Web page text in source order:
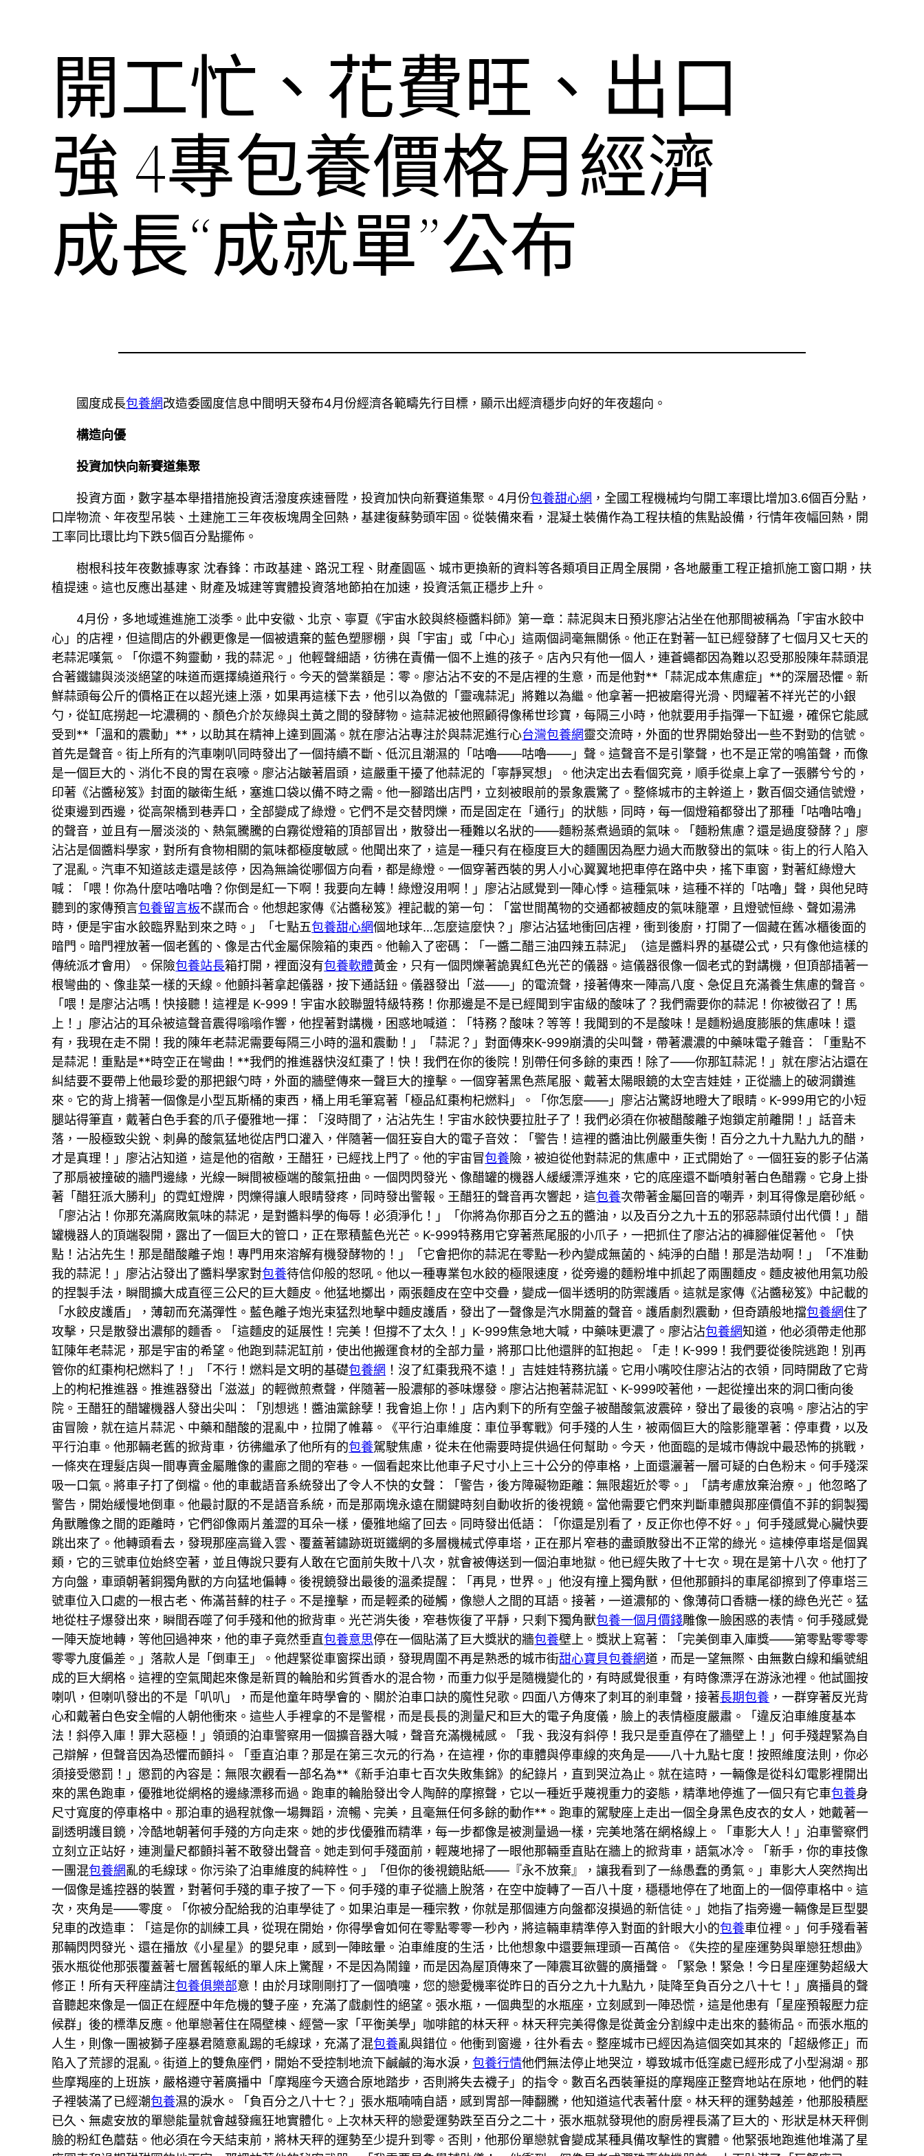
開工忙、花費旺、出口
強 4專包養價格月經濟
成長“成就單”公布
國度成長包養網改造委國度信息中間明天發布4月份經濟各範疇先行目標，顯示出經濟穩步向好的年夜趨向。
構造向優
投資加快向新賽道集聚
投資方面，數字基本舉措措施投資活潑度疾速晉陞，投資加快向新賽道集聚。4月份包養甜心網 ，全國工程機械均勻開工率環比增加3.6個百分點，
口岸物流、年夜型吊裝、土建施工三年夜板塊周全回熱，基建復蘇勢頭牢固。從裝備來看，混凝土裝備作為工程扶植的焦點設備，行情年夜幅回熱，開
工率同比環比均下跌5個百分點擺佈。
樹根科技年夜數據專家 沈春鋒：市政基建、路況工程、財產園區、城市更換新的資料等各類項目正周全展開，各地嚴重工程正搶抓施工窗口期，扶
植提速。這也反應出基建、財產及城建等實體投資落地節拍在加速，投資活氣正穩步上升。
4月份，多地域進進施工淡季。此中安徽、北京、寧夏《宇宙水餃與終極醬料師》第一章：蒜泥與末日預兆廖沾沾坐在他那間被稱為「宇宙水餃中
心」的店裡，但這間店的外觀更像是一個被遺棄的藍色塑膠棚，與「宇宙」或「中心」這兩個詞毫無關係。他正在對著一缸已經發酵了七個月又七天的
老蒜泥嘆氣。「你還不夠靈動，我的蒜泥。」他輕聲細語，彷彿在責備一個不上進的孩子。店內只有他一個人，連蒼蠅都因為難以忍受那股陳年蒜頭混
合著鐵鏽與淡淡絕望的味道而選擇繞道飛行。今天的營業額是：零。廖沾沾不安的不是店裡的生意，而是他對**「蒜泥成本焦慮症」**的深層恐懼。新
鮮蒜頭每公斤的價格正在以超光速上漲，如果再這樣下去，他引以為傲的「靈魂蒜泥」將難以為繼。他拿著一把被磨得光滑、閃耀著不祥光芒的小銀
勺，從缸底撈起一坨濃稠的、顏色介於灰綠與土黃之間的發酵物。這蒜泥被他照顧得像稀世珍寶，每隔三小時，他就要用手指彈一下缸邊，確保它能感
受到**「溫和的震動」**，以助其在精神上達到圓滿。就在廖沾沾專注於與蒜泥進行心台灣包養網靈交流時，外面的世界開始發出一些不對勁的信號。
首先是聲音。街上所有的汽車喇叭同時發出了一個持續不斷、低沉且潮濕的「咕嚕——咕嚕——」聲。這聲音不是引擎聲，也不是正常的鳴笛聲，而像
是一個巨大的、消化不良的胃在哀嚎。廖沾沾皺著眉頭，這嚴重干擾了他蒜泥的「寧靜冥想」。他決定出去看個究竟，順手從桌上拿了一張髒兮兮的，
印著《沾醬秘笈》封面的皺衛生紙，塞進口袋以備不時之需。他一腳踏出店門，立刻被眼前的景象震驚了。整條城市的主幹道上，數百個交通信號燈，
從東邊到西邊，從高架橋到巷弄口，全部變成了綠燈。它們不是交替閃爍，而是固定在「通行」的狀態，同時，每一個燈箱都發出了那種「咕嚕咕嚕」
的聲音，並且有一層淡淡的、熱氣騰騰的白霧從燈箱的頂部冒出，散發出一種難以名狀的——麵粉蒸煮過頭的氣味。「麵粉焦慮？還是過度發酵？」廖
沾沾是個醬料學家，對所有食物相關的氣味都極度敏感。他聞出來了，這是一種只有在極度巨大的麵團因為壓力過大而散發出的氣味。街上的行人陷入
了混亂。汽車不知道該走還是該停，因為無論從哪個方向看，都是綠燈。一個穿著西裝的男人小心翼翼地把車停在路中央，搖下車窗，對著紅綠燈大
喊：「喂！你為什麼咕嚕咕嚕？你倒是紅一下啊！我要向左轉！綠燈沒用啊！」廖沾沾感覺到一陣心悸。這種氣味，這種不祥的「咕嚕」聲，與他兒時
聽到的家傳預言包養留言板不謀而合。他想起家傳《沾醬秘笈》裡記載的第一句：「當世間萬物的交通都被麵皮的氣味籠罩，且燈號恒綠、聲如湯沸
時，便是宇宙水餃臨界點到來之時。」「七點五包養甜心網個地球年…怎麼這麼快？」廖沾沾猛地衝回店裡，衝到後廚，打開了一個藏在舊冰櫃後面的
暗門。暗門裡放著一個老舊的、像是古代金屬保險箱的東西。他輸入了密碼：「一醬二醋三油四辣五蒜泥」（這是醬料界的基礎公式，只有像他這樣的
傳統派才會用）。保險包養站長箱打開，裡面沒有包養軟體黃金，只有一個閃爍著詭異紅色光芒的儀器。這儀器很像一個老式的對講機，但頂部插著一
根彎曲的、像韭菜一樣的天線。他顫抖著拿起儀器，按下通話鈕。儀器發出「滋——」的電流聲，接著傳來一陣高八度、急促且充滿養生焦慮的聲音。
「喂！是廖沾沾嗎！快接聽！這裡是 K-999！宇宙水餃聯盟特級特務！你那邊是不是已經聞到宇宙級的酸味了？我們需要你的蒜泥！你被徵召了！馬
上！」廖沾沾的耳朵被這聲音震得嗡嗡作響，他捏著對講機，困惑地喊道：「特務？酸味？等等！我聞到的不是酸味！是麵粉過度膨脹的焦慮味！還
有，我現在走不開！我的陳年老蒜泥需要每隔三小時的溫和震動！」「蒜泥？」對面傳來K-999崩潰的尖叫聲，帶著濃濃的中藥味電子雜音：「重點不
是蒜泥！重點是**時空正在彎曲！**我們的推進器快沒紅棗了！快！我們在你的後院！別帶任何多餘的東西！除了——你那缸蒜泥！」就在廖沾沾還在
糾結要不要帶上他最珍愛的那把銀勺時，外面的牆壁傳來一聲巨大的撞擊。一個穿著黑色燕尾服、戴著太陽眼鏡的太空吉娃娃，正從牆上的破洞鑽進
來。它的背上揹著一個像是小型瓦斯桶的東西，桶上用毛筆寫著「極品紅棗枸杞燃料」。「你怎麼——」廖沾沾驚訝地瞪大了眼睛。K-999用它的小短
腿站得筆直，戴著白色手套的爪子優雅地一揮：「沒時間了，沾沾先生！宇宙水餃快要拉肚子了！我們必須在你被醋酸離子炮鎖定前離開！」話音未
落，一股極致尖銳、刺鼻的酸氣猛地從店門口灌入，伴隨著一個狂妄自大的電子音效：「警告！這裡的醬油比例嚴重失衡！百分之九十九點九九的醋，
才是真理！」廖沾沾知道，這是他的宿敵，王醋狂，已經找上門了。他的宇宙冒包養險，被迫從他對蒜泥的焦慮中，正式開始了。一個狂妄的影子佔滿
了那扇被撞破的牆門邊緣，光線一瞬間被極端的酸氣扭曲。一個閃閃發光、像醋罐的機器人緩緩漂浮進來，它的底座還不斷噴射著白色醋霧。它身上掛
著「醋狂派大勝利」的霓虹燈牌，閃爍得讓人眼睛發疼，同時發出警報。王醋狂的聲音再次響起，這包養次帶著金屬回音的嘲弄，刺耳得像是磨砂紙。
「廖沾沾！你那充滿腐敗氣味的蒜泥，是對醬料學的侮辱！必須淨化！」「你將為你那百分之五的醬油，以及百分之九十五的邪惡蒜頭付出代價！」醋
罐機器人的頂端裂開，露出了一個巨大的管口，正在聚積藍色光芒。K-999特務用它穿著燕尾服的小爪子，一把抓住了廖沾沾的褲腳催促著他。「快
點！沾沾先生！那是醋酸離子炮！專門用來溶解有機發酵物的！」「它會把你的蒜泥在零點一秒內變成無菌的、純淨的白醋！那是浩劫啊！」「不准動
我的蒜泥！」廖沾沾發出了醬料學家對包養待信仰般的怒吼。他以一種專業包水餃的極限速度，從旁邊的麵粉堆中抓起了兩團麵皮。麵皮被他用氣功般
的捏製手法，瞬間擴大成直徑三公尺的巨大麵皮。他猛地擲出，兩張麵皮在空中交疊，變成一個半透明的防禦護盾。這就是家傳《沾醬秘笈》中記載的
「水餃皮護盾」，薄韌而充滿彈性。藍色離子炮光束猛烈地擊中麵皮護盾，發出了一聲像是汽水開蓋的聲音。護盾劇烈震動，但奇蹟般地擋包養網住了
攻擊，只是散發出濃郁的麵香。「這麵皮的延展性！完美！但撐不了太久！」K-999焦急地大喊，中藥味更濃了。廖沾沾包養網知道，他必須帶走他那
缸陳年老蒜泥，那是宇宙的希望。他跑到蒜泥缸前，使出他搬運食材的全部力量，將那口比他還胖的缸抱起。「走！K-999！我們要從後院逃跑！別再
管你的紅棗枸杞燃料了！」「不行！燃料是文明的基礎包養網 ！沒了紅棗我飛不遠！」吉娃娃特務抗議。它用小嘴咬住廖沾沾的衣領，同時開啟了它背
上的枸杞推進器。推進器發出「滋滋」的輕微煎煮聲，伴隨著一股濃郁的蔘味爆發。廖沾沾抱著蒜泥缸、K-999咬著他，一起從撞出來的洞口衝向後
院。王醋狂的醋罐機器人發出尖叫：「別想逃！醬油黨餘孽！我會追上你！」店內剩下的所有空盤子被醋酸氣波震碎，發出了最後的哀鳴。廖沾沾的宇
宙冒險，就在這片蒜泥、中藥和醋酸的混亂中，拉開了帷幕。《平行泊車維度：車位爭奪戰》何手殘的人生，被兩個巨大的陰影籠罩著：停車費，以及
平行泊車。他那輛老舊的掀背車，彷彿繼承了他所有的包養駕駛焦慮，從未在他需要時提供過任何幫助。今天，他面臨的是城市傳說中最恐怖的挑戰，
一條夾在理髮店與一間專賣金屬雕像的畫廊之間的窄巷。一個看起來比他車子尺寸小上三十公分的停車格，上面還灑著一層可疑的白色粉末。何手殘深
吸一口氣。將車子打了倒檔。他的車載語音系統發出了令人不快的女聲：「警告，後方障礙物距離：無限趨近於零。」「請考慮放棄治療。」他忽略了
警告，開始緩慢地倒車。他最討厭的不是語音系統，而是那兩塊永遠在關鍵時刻自動收折的後視鏡。當他需要它們來判斷車體與那座價值不菲的銅製獨
角獸雕像之間的距離時，它們卻像兩片羞澀的耳朵一樣，優雅地縮了回去。同時發出低語：「你還是別看了，反正你也停不好。」何手殘感覺心臟快要
跳出來了。他轉頭看去，發現那座高聳入雲、覆蓋著鏽跡斑斑鐵網的多層機械式停車塔，正在那片窄巷的盡頭散發出不正常的綠光。這棟停車塔是個異
類，它的三號車位始終空著，並且傳說只要有人敢在它面前失敗十八次，就會被傳送到一個泊車地獄。他已經失敗了十七次。現在是第十八次。他打了
方向盤，車頭朝著銅獨角獸的方向猛地偏轉。後視鏡發出最後的溫柔提醒：「再見，世界。」他沒有撞上獨角獸，但他那顫抖的車尾卻擦到了停車塔三
號車位入口處的一根古老、佈滿苔蘚的柱子。不是撞擊，而是輕柔的碰觸，像戀人之間的耳語。接著，一道濃郁的、像薄荷口香糖一樣的綠色光芒。猛
地從柱子爆發出來，瞬間吞噬了何手殘和他的掀背車。光芒消失後，窄巷恢復了平靜，只剩下獨角獸包養一個月價錢雕像一臉困惑的表情。何手殘感覺
一陣天旋地轉，等他回過神來，他的車子竟然垂直包養意思停在一個貼滿了巨大獎狀的牆包養壁上。獎狀上寫著：「完美倒車入庫獎——第零點零零零
零零九度偏差。」落款人是「倒車王」。他趕緊從車窗探出頭，發現周圍不再是熟悉的城市街甜心寶貝包養網道，而是一望無際、由無數白線和編號組
成的巨大網格。這裡的空氣聞起來像是新買的輪胎和劣質香水的混合物，而重力似乎是隨機變化的，有時感覺很重，有時像漂浮在游泳池裡。他試圖按
喇叭，但喇叭發出的不是「叭叭」，而是他童年時學會的、關於泊車口訣的魔性兒歌。四面八方傳來了刺耳的剎車聲，接著長期包養 ，一群穿著反光背
心和戴著白色安全帽的人朝他衝來。這些人手裡拿的不是警棍，而是長長的測量尺和巨大的電子角度儀，臉上的表情極度嚴肅。「違反泊車維度基本
法！斜停入庫！罪大惡極！」領頭的泊車警察用一個擴音器大喊，聲音充滿機械感。「我、我沒有斜停！我只是垂直停在了牆壁上！」何手殘趕緊為自
己辯解，但聲音因為恐懼而顫抖。「垂直泊車？那是在第三次元的行為，在這裡，你的車體與停車線的夾角是——八十九點七度！按照維度法則，你必
須接受懲罰！」懲罰的內容是：無限次觀看一部名為**《新手泊車七百次失敗集錦》的紀錄片，直到哭泣為止。就在這時，一輛像是從科幻電影裡開出
來的黑色跑車，優雅地從網格的邊緣漂移而過。跑車的輪胎發出令人陶醉的摩擦聲，它以一種近乎蔑視重力的姿態，精準地停進了一個只有它車包養身
尺寸寬度的停車格中。那泊車的過程就像一場舞蹈，流暢、完美，且毫無任何多餘的動作**。跑車的駕駛座上走出一個全身黑色皮衣的女人，她戴著一
副透明護目鏡，冷酷地朝著何手殘的方向走來。她的步伐優雅而精準，每一步都像是被測量過一樣，完美地落在網格線上。「車影大人！」泊車警察們
立刻立正站好，連測量尺都顫抖著不敢發出聲音。她走到何手殘面前，輕蔑地掃了一眼他那輛垂直貼在牆上的掀背車，語氣冰冷。「新手，你的車技像
一團混包養網亂的毛線球。你污染了泊車維度的純粹性。」「但你的後視鏡貼紙——『永不放棄』，讓我看到了一絲愚蠢的勇氣。」車影大人突然掏出
一個像是遙控器的裝置，對著何手殘的車子按了一下。何手殘的車子從牆上脫落，在空中旋轉了一百八十度，穩穩地停在了地面上的一個停車格中。這
次，夾角是——零度。「你被分配給我的泊車學徒了。如果泊車是一種宗教，你就是那個連方向盤都沒摸過的新信徒。」她指了指旁邊一輛像是巨型嬰
兒車的改造車：「這是你的訓練工具，從現在開始，你得學會如何在零點零零一秒內，將這輛車精準停入對面的針眼大小的包養車位裡。」何手殘看著
那輛閃閃發光、還在播放《小星星》的嬰兒車，感到一陣眩暈。泊車維度的生活，比他想象中還要無理頭一百萬倍。《失控的星座運勢與單戀狂想曲》
張水瓶從他那張覆蓋著七層舊報紙的單人床上驚醒，不是因為鬧鐘，而是因為屋頂傳來了一陣震耳欲聾的廣播聲。「緊急！緊急！今日星座運勢超級大
修正！所有天秤座請注包養俱樂部意！由於月球剛剛打了一個噴嚏，您的戀愛機率從昨日的百分之九十九點九，陡降至負百分之八十七！」廣播員的聲
音聽起來像是一個正在經歷中年危機的雙子座，充滿了戲劇性的絕望。張水瓶，一個典型的水瓶座，立刻感到一陣恐慌，這是他患有「星座預報壓力症
候群」後的標準反應。他單戀著住在隔壁棟、經營一家「平衡美學」咖啡館的林天秤。林天秤完美得像是從黃金分割線中走出來的藝術品。而張水瓶的
人生，則像一團被獅子座暴君隨意亂踢的毛線球，充滿了混包養亂與錯位。他衝到窗邊，往外看去。整座城市已經因為這個突如其來的「超級修正」而
陷入了荒謬的混亂。街道上的雙魚座們，開始不受控制地流下鹹鹹的海水淚，包養行情他們無法停止地哭泣，導致城市低窪處已經形成了小型潟湖。那
些摩羯座的上班族，嚴格遵守著廣播中「摩羯座今天適合原地踏步，否則將失去襪子」的指令。數百名西裝筆挺的摩羯座正整齊地站在原地，他們的鞋
子裡裝滿了已經潮包養濕的淚水。「負百分之八十七？」張水瓶喃喃自語，感到胃部一陣翻騰，他知道這代表著什麼。林天秤的運勢越差，他那股積壓
已久、無處安放的單戀能量就會越發瘋狂地實體化。上次林天秤的戀愛運勢跌至百分之二十，張水瓶就發現他的廚房裡長滿了巨大的、形狀是林天秤側
臉的粉紅色蘑菇。他必須在今天結束前，將林天秤的運勢至少提升到零。否則，他那份單戀就會變成某種具備攻擊性的實體。他緊張地跑進他堆滿了星